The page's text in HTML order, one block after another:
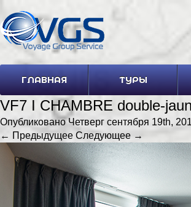
ГЛАВНАЯ ТУРЫ
VF7 I CHAMBRE double-
ОпубликованоЧетверг сентября 19th,
← Предыдущее Следующее →